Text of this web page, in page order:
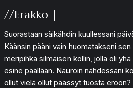
//Erakko |
Suorastaan säikähdin kuullessani
Käänsin pääni vain huomatakseni
meripihka silmäisen kollin, jolla oli
esine päällään. Nauroin nähdessäni
ollut vielä ollut päässyt tuosta eroon?